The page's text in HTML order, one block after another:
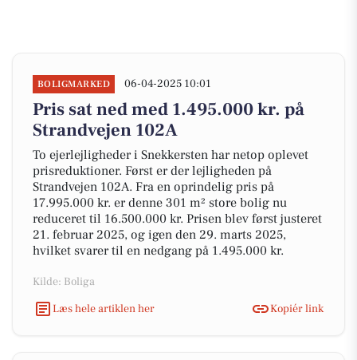
BOLIGMARKED 06-04-2025 10:01
Pris sat ned med 1.495.000 kr. på
Strandvejen 102A
To ejerlejligheder i Snekkersten har netop oplevet
prisreduktioner. Først er der lejligheden på
Strandvejen 102A. Fra en oprindelig pris på
17.995.000 kr. er denne 301 m² store bolig nu
reduceret til 16.500.000 kr. Prisen blev først justeret
21. februar 2025, og igen den 29. marts 2025,
hvilket svarer til en nedgang på 1.495.000 kr.
Kilde: Boliga
Læs hele artiklen her
Kopiér link